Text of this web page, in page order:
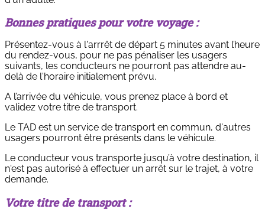
Bonnes pratiques pour votre voyage :
Présentez-vous à l'arrrêt de départ 5 minutes avant l’heure
du rendez-vous, pour ne pas pénaliser les usagers
suivants, les conducteurs ne pourront pas attendre au-
delà de l'horaire initialement prévu.
A l’arrivée du véhicule, vous prenez place à bord et
validez votre titre de transport.
Le TAD est un service de transport en commun, d'autres
usagers pourront être présents dans le véhicule.
Le conducteur vous transporte jusqu’à votre destination, il
n'est pas autorisé à effectuer un arrêt sur le trajet, à votre
demande.
Votre titre de transport :